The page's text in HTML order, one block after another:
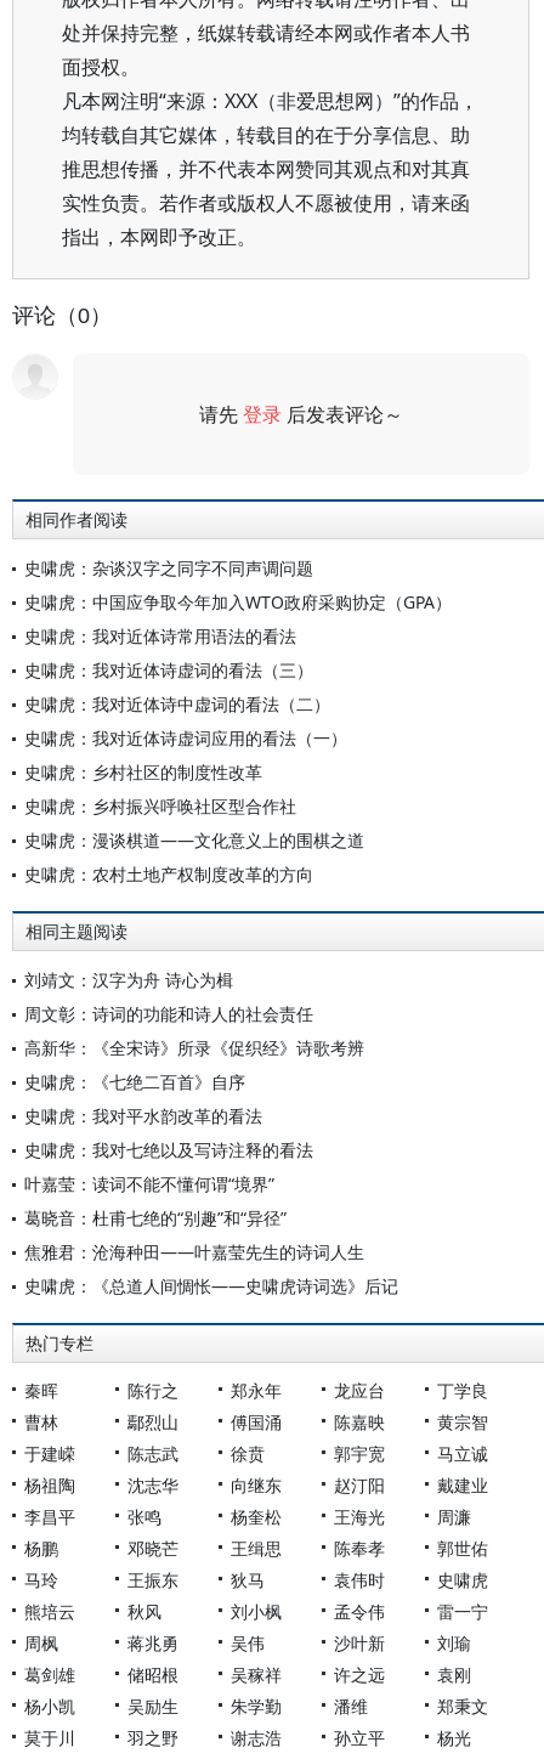
处并保持完整，纸媒转载请经本网或作者本人书
面授权。
凡本网注明“来源：XXX（非爱思想网）”的作品，
均转载自其它媒体，转载目的在于分享信息、助
推思想传播，并不代表本网赞同其观点和对其真
实性负责。若作者或版权人不愿被使用，请来函
指出，本网即予改正。
评论（0）
请先登录 后发表评论～
相同作者阅读
史啸虎：杂谈汉字之同字不同声调问题
史啸虎：中国应争取今年加入WTO政府采购协定（GPA）
史啸虎：我对近体诗常用语法的看法
史啸虎：我对近体诗虚词的看法（三）
史啸虎：我对近体诗中虚词的看法（二）
史啸虎：我对近体诗虚词应用的看法（一）
史啸虎：乡村社区的制度性改革
史啸虎：乡村振兴呼唤社区型合作社
史啸虎：漫谈棋道——文化意义上的围棋之道
史啸虎：农村土地产权制度改革的方向
相同主题阅读
刘靖文：汉字为舟 诗心为楫
周文彰：诗词的功能和诗人的社会责任
高新华：《全宋诗》所录《促织经》诗歌考辨
史啸虎：《七绝二百首》自序
史啸虎：我对平水韵改革的看法
史啸虎：我对七绝以及写诗注释的看法
叶嘉莹：读词不能不懂何谓“境界”
葛晓音：杜甫七绝的“别趣”和“异径”
焦雅君：沧海种田——叶嘉莹先生的诗词人生
史啸虎：《总道人间惆怅——史啸虎诗词选》后记
热门专栏
秦晖 陈行之 郑永年 龙应台
丁学良
曹林
鄢烈山 傅国涌 陈嘉映
黄宗智
于建嵘
陈志武 徐贲 郭宇宽
马立诚
杨祖陶
沈志华 向继东 赵汀阳
戴建业
李昌平
张鸣 杨奎松 王海光
周濂
杨鹏
邓晓芒 王缉思 陈奉孝
郭世佑
马玲
王振东 狄马 袁伟时
史啸虎
熊培云
秋风 刘小枫 孟令伟
雷一宁
周枫
蒋兆勇 吴伟 沙叶新
刘瑜
葛剑雄
储昭根 吴稼祥 许之远
袁刚
杨小凯
吴励生 朱学勤 潘维
郑秉文
莫于川
羽之野 谢志浩 孙立平 杨光